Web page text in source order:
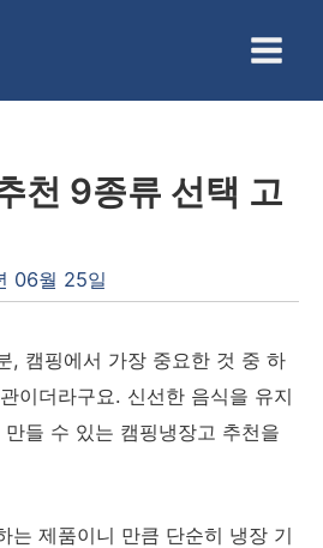
Main
천 9종류 선택 고
06월 25일
, 캠핑에서 가장 중요한 것 중 하
이더라구요. 신선한 음식을 유지
들 수 있는 캠핑냉장고 추천을
는 제품이니 만큼 단순히 냉장 기